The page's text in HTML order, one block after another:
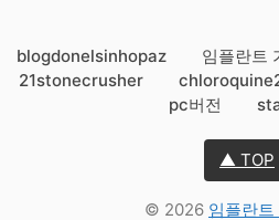
blogdonelsinhopaz 임플란트
21stonecrusher
pc버전
▲ TOP
© 2026 임플란